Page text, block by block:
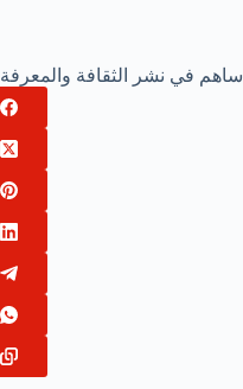
ساهم في نشر الثقافة والمعرفة